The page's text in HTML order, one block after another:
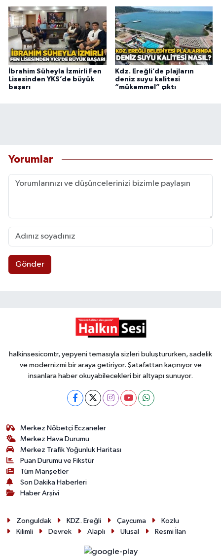
İbrahim Süheyla İzmirli Fen
Lisesinden YKS’de büyük
başarı
Kdz. Ereğli’de plajların
deniz suyu kalitesi
“mükemmel” çıktı
Yorumlar
Gönder
halkinsesicomtr, yepyeni temasıyla sizleri buluştururken, sadelik
ve modernizmi bir araya getiriyor. Şatafattan kaçınıyor ve
insanlara haber okuyabilecekleri bir altyapı sunuyor.
Merkez Nöbetçi Eczaneler
Merkez Hava Durumu
Merkez Trafik Yoğunluk Haritası
Puan Durumu ve Fikstür
Tüm Manşetler
Son Dakika Haberleri
Haber Arşivi
Zonguldak KDZ. Ereğli Çaycuma
Kozlu
Kilimli
Devrek Alaplı Ulusal Resmi İlan